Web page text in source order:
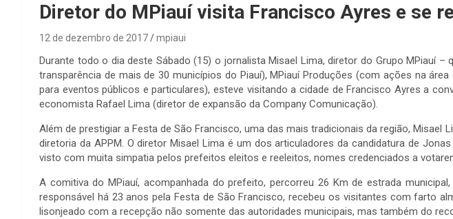
Diretor do MPiauí visita Francisco Ayres e se
12 de dezembro de 2017 mpiaui
Durante todo o dia deste Sábado (15) o jornalista Misael Lima, diretor do Grupo MPiauí
transparência de mais de 30 municípios do Piauí), MPiauí Produções (com ações na
para eventos públicos e particulares), esteve visitando a cidade de Francisco Ayres a
economista Rafael Lima (diretor de expansão da Company Comunicação).
Além de prestigiar a Festa de São Francisco, uma das mais tradicionais da região,
diretoria da APPM. O diretor Misael Lima é um dos articuladores da candidatura de
visto com muita simpatia pelos prefeitos eleitos e reeleitos, nomes credenciados a
A comitiva do MPiauí, acompanhada do prefeito, percorreu 26 Km de estrada
responsável há 23 anos pela Festa de São Francisco, recebeu os visitantes com farto
lisonjeado com a recepção não somente das autoridades municipais, mas também do